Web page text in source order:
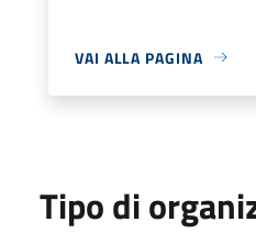
VAI ALLA PAGINA
Tipo di